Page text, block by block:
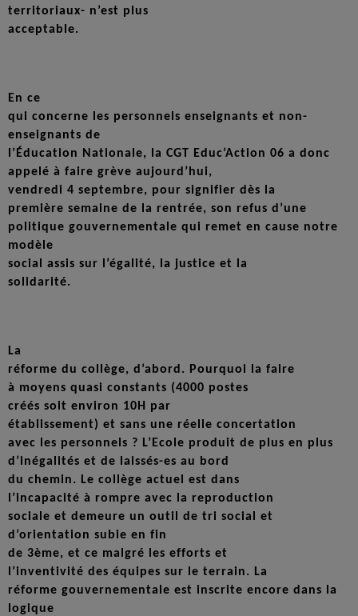
territoriaux- n’est plus
acceptable.
En ce
qui concerne les personnels enseignants et non-
enseignants de
l’Éducation Nationale, la CGT Educ’Action 06 a donc
appelé à faire grève aujourd’hui,
vendredi 4 septembre, pour signifier dès la
première semaine de la rentrée, son refus d’une
politique gouvernementale qui remet en cause notre
modèle
social assis sur l’égalité, la justice et la
solidarité.
La
réforme du collège, d’abord. Pourquoi la faire
à moyens quasi constants (4000 postes
créés soit environ 10H par
établissement) et sans une réelle concertation
avec les personnels ? L’Ecole produit de plus en plus
d’inégalités et de laissés-es au bord
du chemin. Le collège actuel est dans
l’incapacité à rompre avec la reproduction
sociale et demeure un outil de tri social et
d’orientation subie en fin
de 3ème, et ce malgré les efforts et
l’inventivité des équipes sur le terrain. La
réforme gouvernementale est inscrite encore dans la
logique